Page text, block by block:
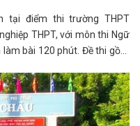
tại điểm thi trường THPT
THPT, với môn thi Ngữ
bài 120 phút. Đề thi gồm